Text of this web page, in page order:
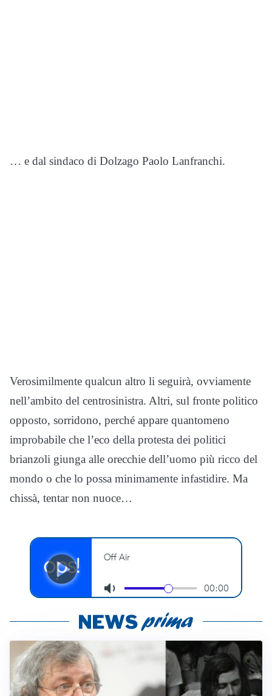
… e dal sindaco di Dolzago Paolo Lanfranchi.
Verosimilmente qualcun altro li seguirà, ovviamente
nell’ambito del centrosinistra. Altri, sul fronte politico
opposto, sorridono, perché appare quantomeno
improbabile che l’eco della protesta dei politici
brianzoli giunga alle orecchie dell’uomo più ricco del
mondo o che lo possa minimamente infastidire. Ma
chissà, tentar non nuoce…